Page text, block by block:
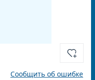
Сообщить об ошибке